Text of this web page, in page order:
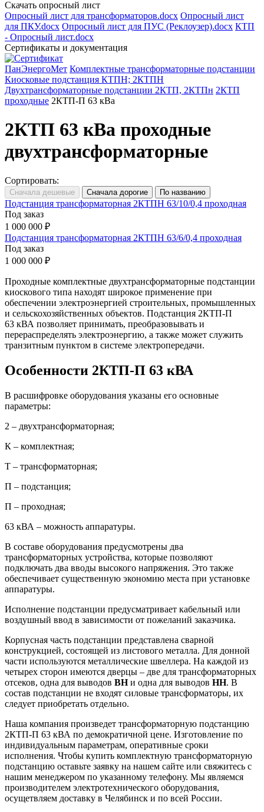
Скачать опросный лист
Опросный лист для трансформаторов.docx Опросный лист
для ПКУ.docx Опросный лист для ПУС (Реклоузер).docx КТП
- Опросный лист.docx
Сертификаты и документация
ПанЭнергоМет Комплектные трансформаторные подстанции
Киосковые подстанция КТПН; 2КТПН
Двухтрансформаторные подстанции 2КТП, 2КТПн 2КТП
проходные 2КТП-П 63 кВа
2КТП 63 кВа проходные
двухтрансформаторные
Сортировать:
Подстанция трансформаторная 2КТПН 63/10/0,4 проходная
Под заказ
1 000 000 ₽
Подстанция трансформаторная 2КТПН 63/6/0,4 проходная
Под заказ
1 000 000 ₽
Проходные комплектные двухтрансформаторные подстанции
киоскового типа находят широкое применение при
обеспечении электроэнергией строительных, промышленных
и сельскохозяйственных объектов. Подстанция 2КТП-П
63 кВА позволяет принимать, преобразовывать и
перераспределять электроэнергию, а также может служить
транзитным пунктом в системе электропередачи.
Особенности 2КТП-П 63 кВА
В расшифровке оборудования указаны его основные
параметры:
2 – двухтрансформаторная;
К – комплектная;
Т – трансформаторная;
П – подстанция;
П – проходная;
63 кВА – можность аппаратуры.
В составе оборудования предусмотрены два
трансформаторных устройства, которые позволяют
подключать два вводы высокого напряжения. Это также
обеспечивает существенную экономию места при установке
аппаратуры.
Исполнение подстанции предусматривает кабельный или
воздушный ввод в зависимости от пожеланий заказчика.
Корпусная часть подстанции представлена сварной
конструкцией, состоящей из листового металла. Для донной
части используются металлические швеллера. На каждой из
четырех сторон имеются дверцы – две для трансформаторных
отсеков, одна для выводов ВНи одна для выводов НН. В
состав подстанции не входят силовые трансформаторы, их
следует приобретать отдельно.
Наша компания произведет трансформаторную подстанцию
2КТП-П 63 кВА по демократичной цене. Изготовление по
индивидуальным параметрам, оперативные сроки
исполнения. Чтобы купить комплектную трансформаторную
подстанцию оставьте заявку на нашем сайте или свяжитесь с
нашим менеджером по указанному телефону. Мы являемся
производителем электротехнического оборудования,
осущетвляем доставку в Челябинск и по всей России.